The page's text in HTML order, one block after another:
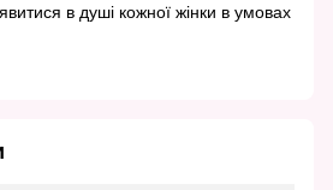
в душі кожної жінки в умовах